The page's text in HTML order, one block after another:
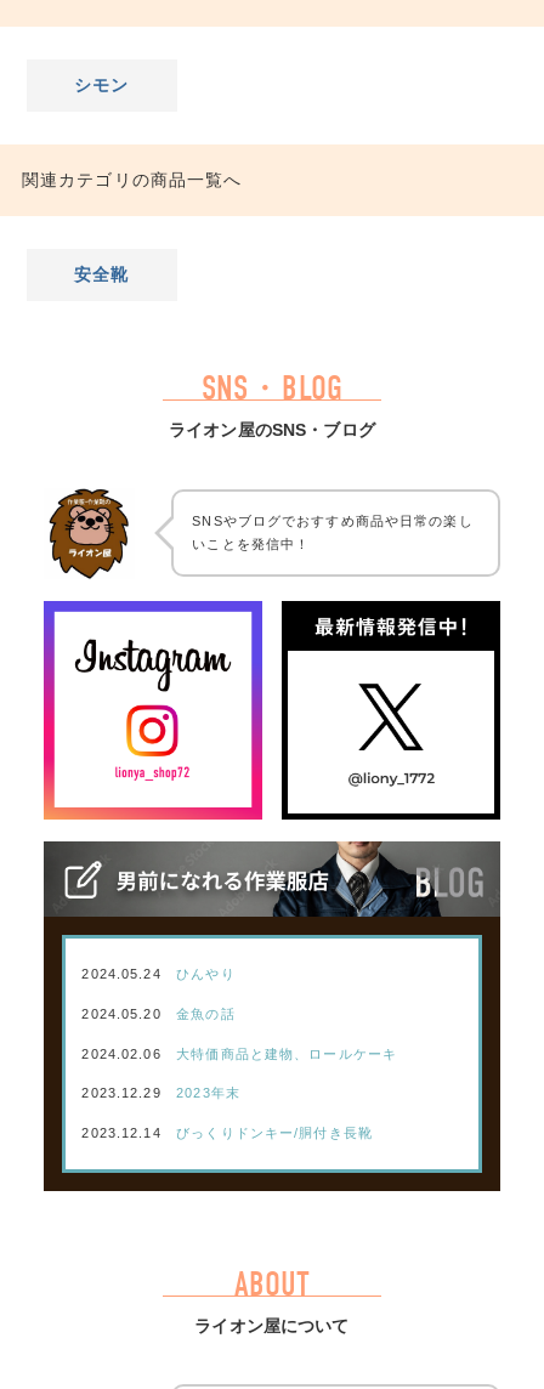
シモン
関連カテゴリの商品一覧へ
安全靴
SNS・BLOG
ライオン屋のSNS・ブログ
SNSやブログでおすすめ商品や日常の楽し
いことを発信中！
2024.05.24 ひんやり
2024.05.20 金魚の話
2024.02.06 大特価商品と建物、ロールケーキ
2023.12.29 2023年末
2023.12.14 びっくりドンキー/胴付き長靴
ABOUT
ライオン屋について